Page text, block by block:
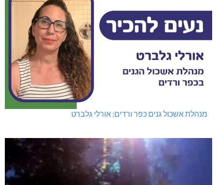
מנהלת אשכול גנים כפר ורדים: אורלי גלברט